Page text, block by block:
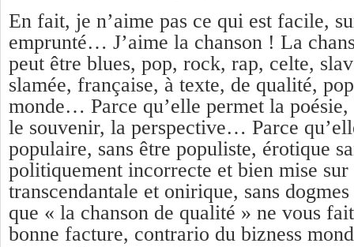
En fait, je n’aime pas ce qui est facile,
emprunté… J’aime la chanson ! La
peut être blues, pop, rock, rap, celte,
slamée, française, à texte, de qualité,
monde… Parce qu’elle permet la
le souvenir, la perspective… Parce
populaire, sans être populiste, érotique
politiquement incorrecte et bien mise
transcendantale et onirique, sans
que « la chanson de qualité » ne vous
bonne facture, contrario du bizness